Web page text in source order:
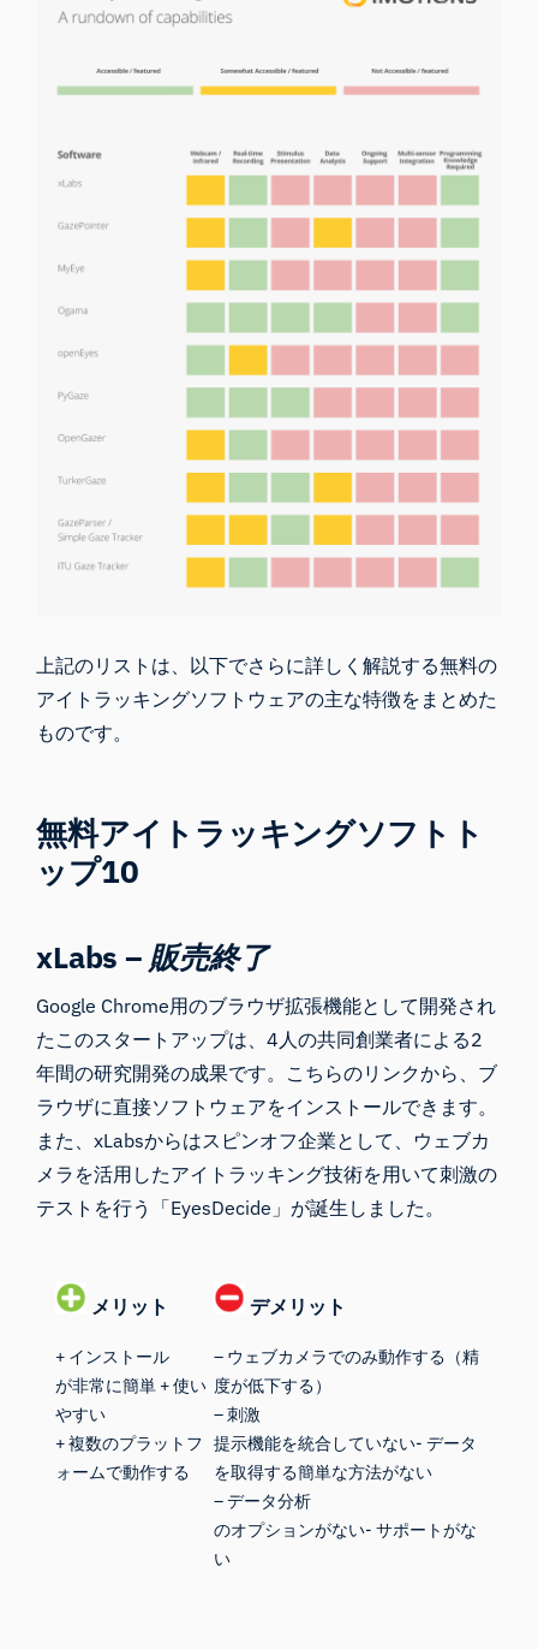
上記のリストは、以下でさらに詳しく解説する無料の
アイトラッキングソフトウェアの主な特徴をまとめた
ものです。
無料アイトラッキングソフトト
ップ10
xLabs – 販売終了
Google Chrome用のブラウザ拡張機能として開発され
たこのスタートアップは、4人の共同創業者による2
年間の研究開発の成果です。こちらのリンクから、ブ
ラウザに直接ソフトウェアをインストールできます。
また、xLabsからはスピンオフ企業として、ウェブカ
メラを活用したアイトラッキング技術を用いて刺激の
テストを行う「EyesDecide」が誕生しました。
メリット
+ インストール
が非常に簡単 + 使い
やすい
+ 複数のプラットフ
ォームで動作する
デメリット
– ウェブカメラでのみ動作する（精
度が低下する）
– 刺激
提示機能を統合していない- データ
を取得する簡単な方法がない
– データ分析
のオプションがない- サポートがな
い